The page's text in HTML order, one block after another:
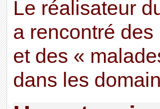
Le réalisateur
a rencontré
et des «
dans les